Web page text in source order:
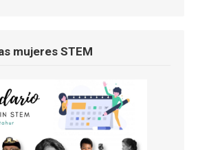
mujeres STEM